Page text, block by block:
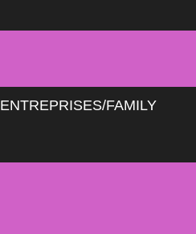
ENTREPRISES/FAMILY